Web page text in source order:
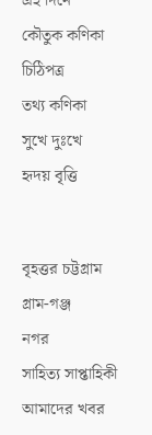
কৌতুক কণিকা
চিঠিপত্র
তথ্য কণিকা
সুখে দুঃখে
হৃদয় বৃত্তি
বৃহত্তর চট্টগ্রাম
গ্রাম-গঞ্জ
নগর
সাহিত্য সাপ্তাহিকী
আমাদের খবর